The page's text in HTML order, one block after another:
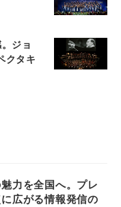
ジョ
クタキ
力を全国へ。プレ
広がる情報発信の